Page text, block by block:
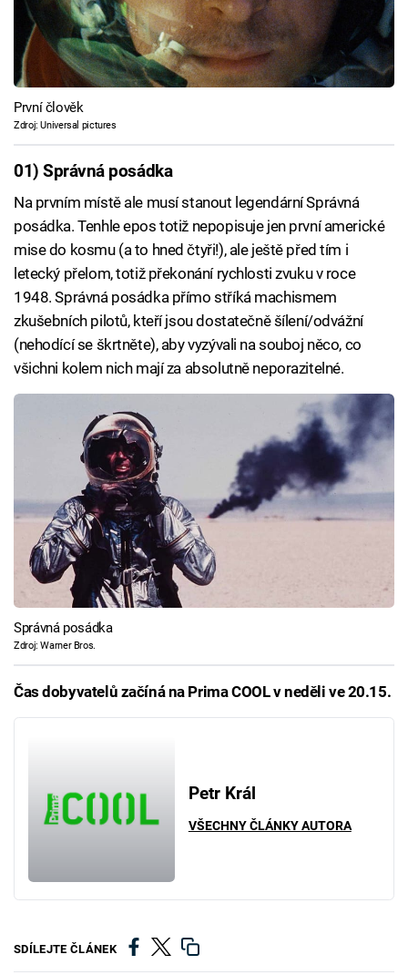
První člověk
Zdroj: Universal pictures
01) Správná posádka
Na prvním místě ale musí stanout legendární Správná
posádka. Tenhle epos totiž nepopisuje jen první americké
mise do kosmu (a to hned čtyři!), ale ještě před tím i
letecký přelom, totiž překonání rychlosti zvuku v roce
1948. Správná posádka přímo stříká machismem
zkušebních pilotů, kteří jsou dostatečně šílení/odvážní
(nehodící se škrtněte), aby vyzývali na souboj něco, co
všichni kolem nich mají za absolutně neporazitelné.
Správná posádka
Zdroj: Warner Bros.
Čas dobyvatelů začíná na Prima COOL v neděli ve 20.15.
Petr Král
VŠECHNY ČLÁNKY AUTORA
SDÍLEJTE ČLÁNEK